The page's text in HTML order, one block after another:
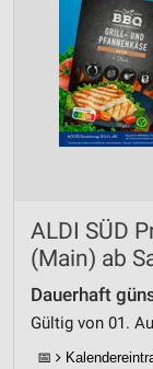
ALDI SÜD
(Main) ab
Dauerhaft
Gültig von 01.
📅